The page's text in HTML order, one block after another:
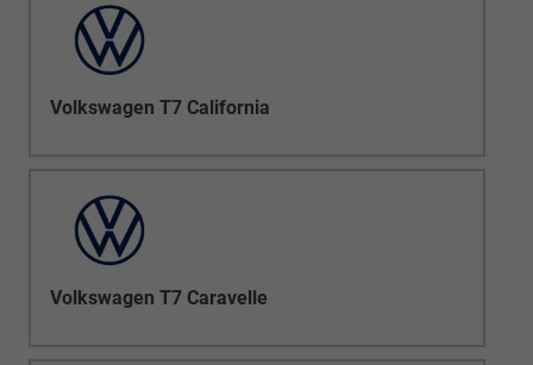
Volkswagen T7 California
Volkswagen T7 Caravelle